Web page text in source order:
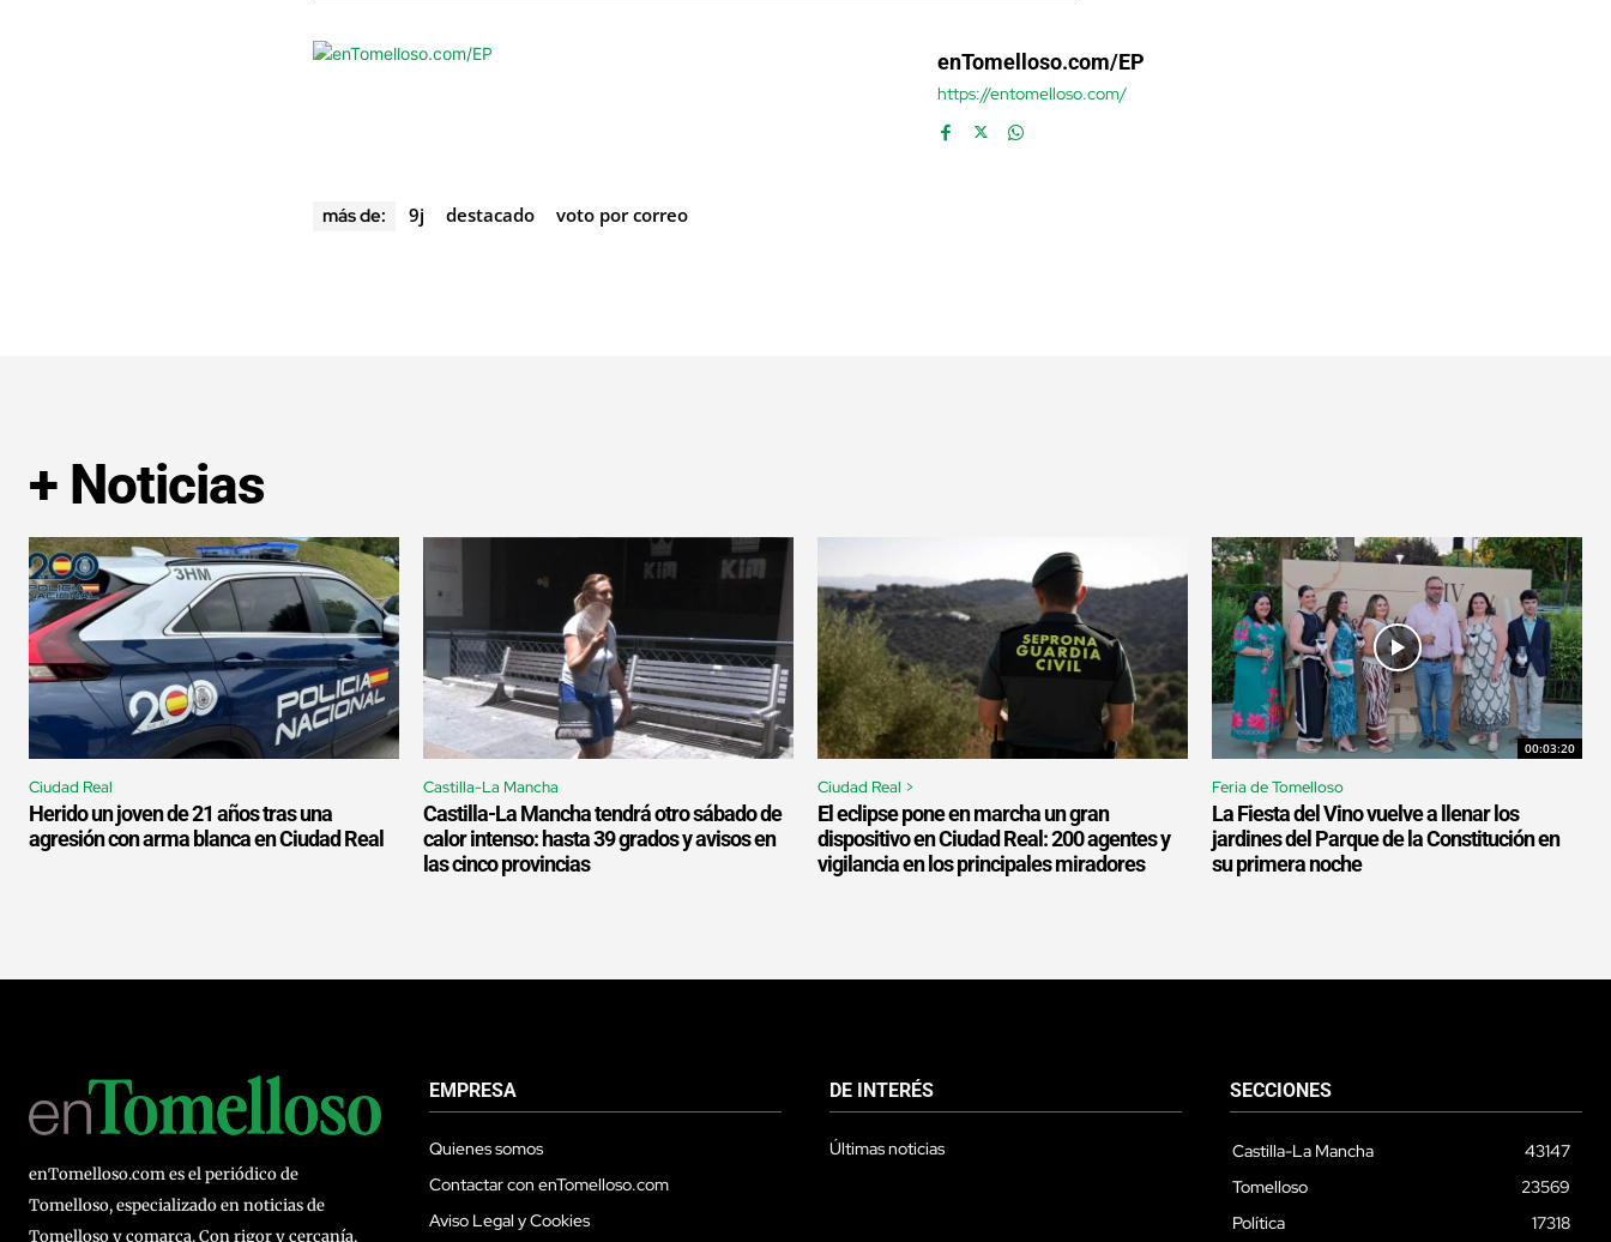
enTomelloso.com/EP
https://entomelloso.com/
más de: 9j destacado voto por correo
+ Noticias
Ciudad Real
Herido un joven de 21 años tras una
agresión con arma blanca en Ciudad Real
Castilla-La Mancha
Castilla-La Mancha tendrá otro sábado de
calor intenso: hasta 39 grados y avisos en
las cinco provincias
Ciudad Real >
El eclipse pone en marcha un gran
dispositivo en Ciudad Real: 200 agentes y
vigilancia en los principales miradores
00:03:20
Feria de Tomelloso
La Fiesta del Vino vuelve a llenar los
jardines del Parque de la Constitución en
su primera noche
enTomelloso.com es el periódico de
Tomelloso, especializado en noticias de
Tomelloso y comarca. Con rigor y cercanía,
EMPRESA
Quienes somos
Contactar con enTomelloso.com
Aviso Legal y Cookies
DE INTERÉS
Últimas noticias
SECCIONES
Castilla-La Mancha
43147
Tomelloso
23569
Política
17318